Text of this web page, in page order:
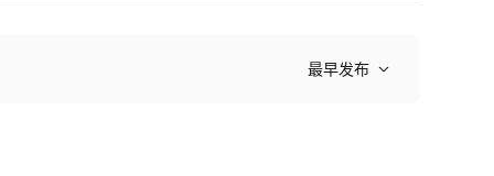
最早发布